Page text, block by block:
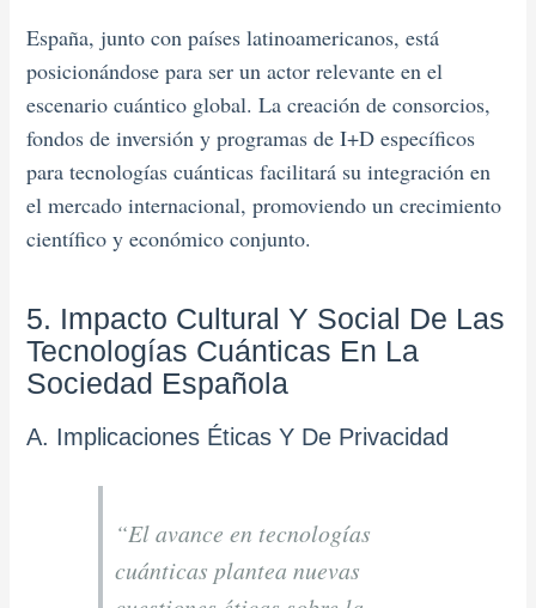
España, junto con países latinoamericanos, está
posicionándose para ser un actor relevante en el
escenario cuántico global. La creación de consorcios,
fondos de inversión y programas de I+D específicos
para tecnologías cuánticas facilitará su integración en
el mercado internacional, promoviendo un crecimiento
científico y económico conjunto.
5. Impacto Cultural Y Social De Las
Tecnologías Cuánticas En La
Sociedad Española
A. Implicaciones Éticas Y De Privacidad
“El avance en tecnologías
cuánticas plantea nuevas